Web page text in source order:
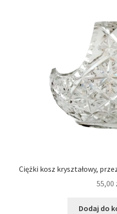
Ciężki kosz kryształowy,
55,00
Dodaj do